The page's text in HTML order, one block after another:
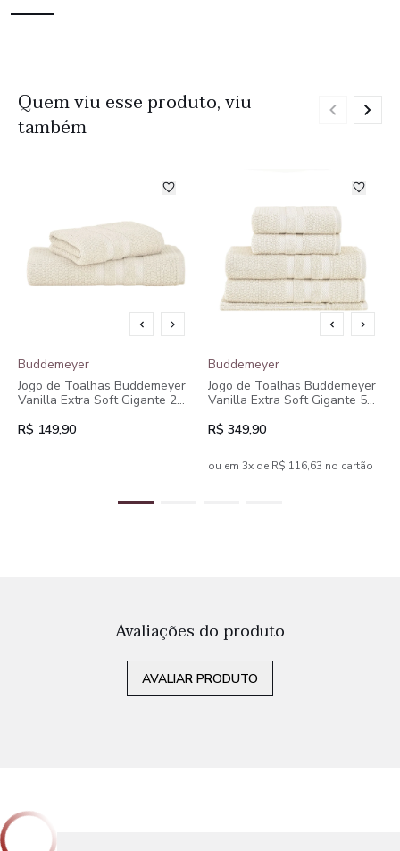
Quem viu esse produto, viu
também
Buddemeyer
Jogo de Toalhas Buddemeyer
Vanilla Extra Soft Gigante 2
R$ 149,90
Buddemeyer
Jogo de Toalhas Buddemeyer
Vanilla Extra Soft Gigante 5
R$ 349,90
ou em 3x de R$ 116,63 no cartão
Avaliações do produto
AVALIAR PRODUTO